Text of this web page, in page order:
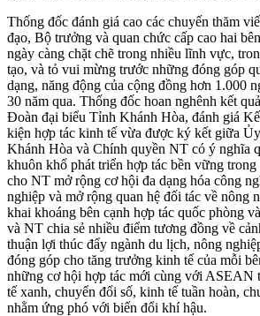
Thống đốc đánh giá cao các chuyến thăm
đạo, Bộ trưởng và quan chức cấp cao hai
ngày càng chặt chẽ trong nhiều lĩnh vực,
tạo, và tỏ vui mừng trước những đóng góp
dạng, năng động của cộng đồng hơn 1.000
30 năm qua. Thống đốc hoan nghênh kết
Đoàn đại biểu Tỉnh Khánh Hòa, đánh giá
kiện hợp tác kinh tế vừa được ký kết giữa
Khánh Hòa và Chính quyền NT có ý nghĩa
khuôn khổ phát triển hợp tác bền vững
cho NT mở rộng cơ hội đa dạng hóa công
nghiệp và mở rộng quan hệ đối tác về nông
khai khoáng bên cạnh hợp tác quốc phòng
và NT chia sẻ nhiều điểm tương đồng về
thuận lợi thúc đẩy ngành du lịch, nông
đóng góp cho tăng trưởng kinh tế của mỗi
những cơ hội hợp tác mới cùng với ASEAN
tế xanh, chuyển đổi số, kinh tế tuần hoàn,
nhằm ứng phó với biến đổi khí hậu.